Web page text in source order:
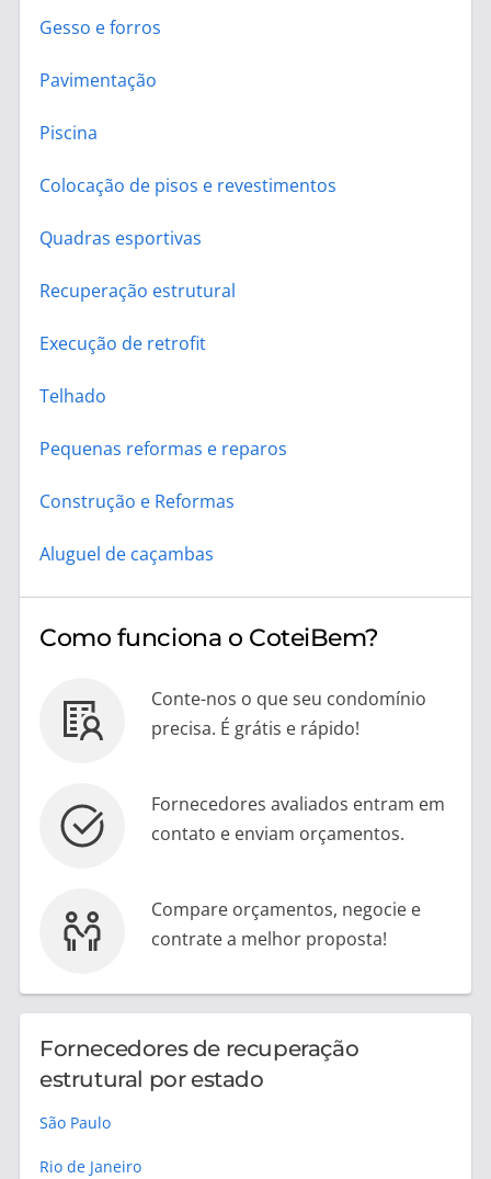
Gesso e forros
Pavimentação
Piscina
Colocação de pisos e revestimentos
Quadras esportivas
Recuperação estrutural
Execução de retrofit
Telhado
Pequenas reformas e reparos
Construção e Reformas
Aluguel de caçambas
Como funciona o CoteiBem?
Conte-nos o que seu condomínio
precisa. É grátis e rápido!
Fornecedores avaliados entram em
contato e enviam orçamentos.
Compare orçamentos, negocie e
contrate a melhor proposta!
Fornecedores de recuperação
estrutural por estado
São Paulo
Rio de Janeiro